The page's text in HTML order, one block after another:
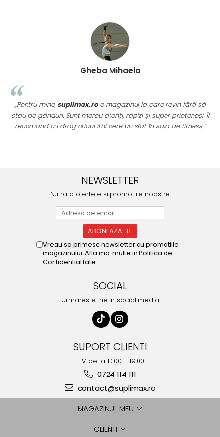
Gheba Mihaela
„Pentru mine, suplimax.roe magazinul la care revin fără să
stau pe gânduri. Sunt mereu atenți, rapizi și super prietenoși. Îl
recomand cu drag oricui îmi cere un sfat în sala de fitness.”
NEWSLETTER
Nu rata ofertele si promotiile noastre
Vreau sa primesc newsletter cu promotiile
magazinului. Afla mai multe in Politica de
Confidentialitate
SOCIAL
Urmareste-ne in social media
SUPORT CLIENTI
L-V de la 10:00 - 19:00
0724 114 111
contact@suplimax.ro
MAGAZINUL MEU
CLIENTI